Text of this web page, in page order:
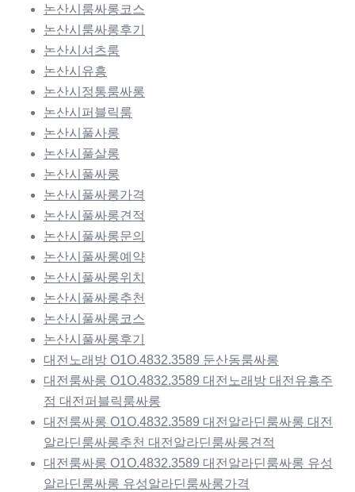
논산시룸싸롱코스
논산시룸싸롱후기
논산시셔츠룸
논산시유흥
논산시정통룸싸롱
논산시퍼블릭룸
논산시풀사롱
논산시풀살롱
논산시풀싸롱
논산시풀싸롱가격
논산시풀싸롱견적
논산시풀싸롱문의
논산시풀싸롱예약
논산시풀싸롱위치
논산시풀싸롱추천
논산시풀싸롱코스
논산시풀싸롱후기
대전노래방 O1O.4832.3589 둔산동룸싸롱
대전룸싸롱 O1O.4832.3589 대전노래방 대전유흥주
점 대전퍼블릭룸싸롱
대전룸싸롱 O1O.4832.3589 대전알라딘룸싸롱 대전
알라딘룸싸롱추천 대전알라딘룸싸롱견적
대전룸싸롱 O1O.4832.3589 대전알라딘룸싸롱 유성
알라딘룸싸롱 유성알라딘룸싸롱가격